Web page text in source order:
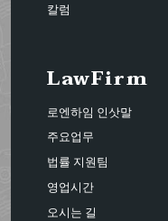
칼럼
LawFirm
로엔하임 인삿말
주요업무
법률 지원팀
영업시간
오시는 길